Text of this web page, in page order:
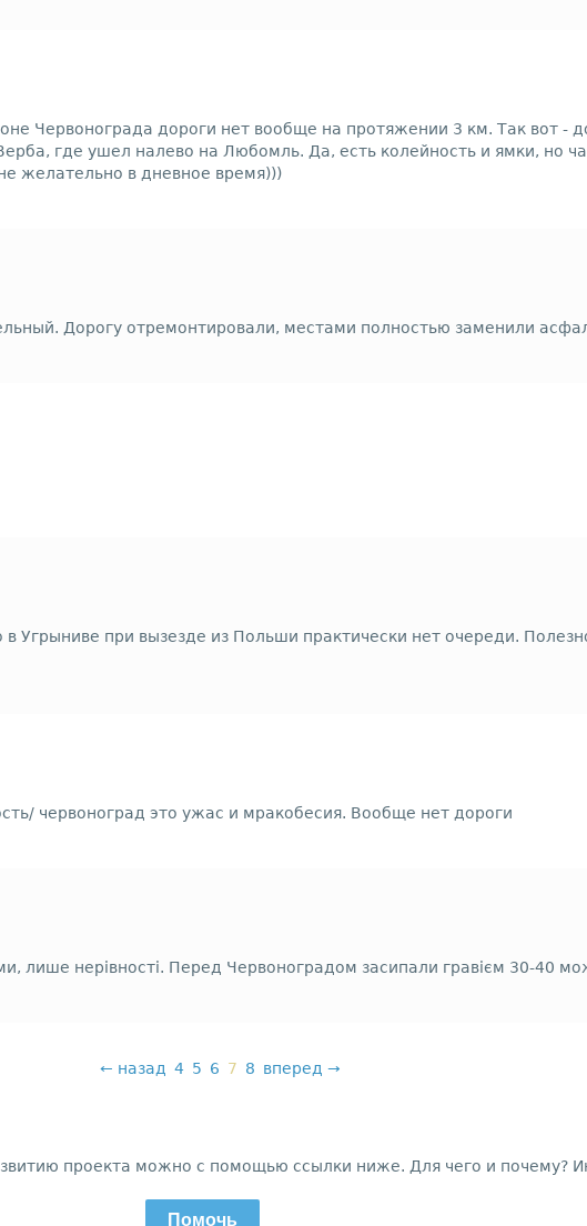
Червонограда дороги нет вообще на протяжении 3 км. Так вот -
где ушел налево на Любомль. Да, есть колейность и ямки, но
желательно в дневное время)))
Дорогу отремонтировали, местами полностью заменили
Угрыниве при вызезде из Польши практически нет очереди.
червоноград это ужас и мракобесия. Вообще нет дороги
лише нерівності. Перед Червоноградом засипали гравієм 30-40
← назад 4 5 6 7 8 вперед →
проекта можно с помощью ссылки ниже. Для чего и почему?
Помочь